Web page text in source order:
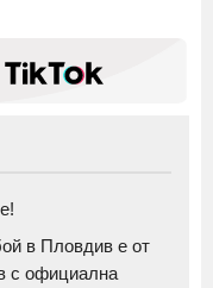
в Пловдив е от
с официална